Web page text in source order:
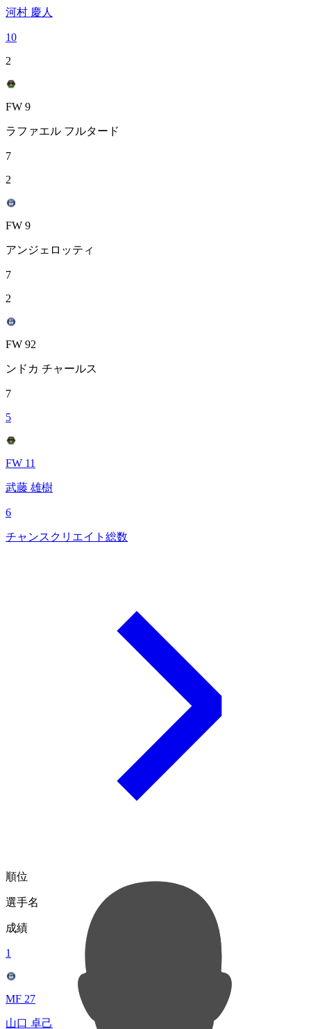
河村 慶人
10
2
FW 9
ラファエル フルタード
7
2
FW 9
アンジェロッティ
7
2
FW 92
ンドカ チャールス
7
5
FW 11
武藤 雄樹
6
チャンスクリエイト総数
順位
選手名
成績
1
MF 27
山口 卓己